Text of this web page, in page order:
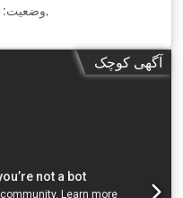
وضعیت:,
آگهی کوچک